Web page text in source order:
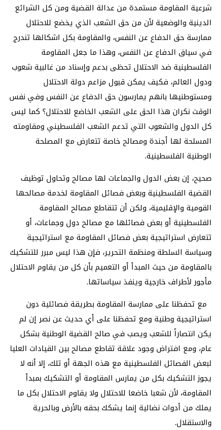
شرعية المقاومة مستمدة من عدالة القضية ومن كل الشرائع
الدينية والوضعية لأن من حق الشعب الذي يخضع للاحتلال
ممارسة حق الدفاع عن النفس، والمقاومة بكل اشكالها تندرج
في سياق الدفاع عن النفس، وهذا ما جعل المقاومة
الفلسطينية ضد الاحتلال تحظى بدعم وإسناد من غالبية شعوب
ودول العالم، فكيف يمكن قبول مزاعم دولة الاحتلال
ومستوطنيها بانهم يمارسون حق الدفاع عن النفس وفي نفس
الوقت نكران هذا الحق على الشعب الخاضع للاحتلال؟ كما ليس
كل الدول والشعوب التي تدعم الشعب الفلسطيني ومقاومته
المسلحة لها أجندة ومصالح خاصة تتعارض مع المصلحة
الوطنية الفلسطينية.
صحيح، إن بعض الدول والجماعات لها مصالح وتحاول توظيف
القضية الفلسطينية وبعض فصائل المقاومة لخدمة مصالحها
القومية والإقليمية، ولكن أن تتقاطع مصالح المقاومة
الفلسطينية أو بعض فصائلها مع مصالح دول وجماعات، أو
تتعارض استراتيجية بعض فصائل المقاومة مع استراتيجية
وسياسة السلطة ومنظمة التحرير، فإن هذا ليس مبرر للتشكيك
بالمقاومة من حيث المبدأ أو التعميم بأن كل من يقاوم الاحتلال
مأجور لأطراف خارجية وينفذ سياساتها.
مع تحفظنا على ممارسة المقاومة بطريقة فصائلية دون
استراتيجية وطنية ومع تحفظنا على أي حديث عن نصر إن لم
يكن انتصاراً للشعب ويصب في صالح القضية الوطنية بشكل
عام، ومع افتراض وجود علاقة تقاطع مصالح بين القيادات العليا
لبعض الفصائل الفلسطينية مع هذه الجهة أو تلك، إلا أنه لا
يجوز التشكيك بكل من يمارس المقاومة أو التشكيك بمبدأ
المقاومة، لأن شعبا خاضعا للاحتلال ولا يقاوم الاحتلال بكل ما
يملك من أدوات نضالية إنما يشكك بحقه بالأرض وبالحرية
والاستقلال.